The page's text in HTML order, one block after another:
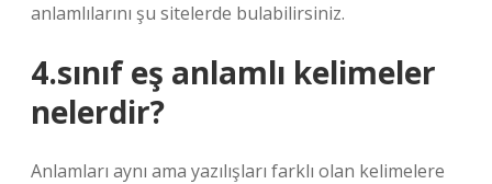
anlamlılarını şu sitelerde bulabilirsiniz.
4.sınıf eş anlamlı kelimeler
nelerdir?
Anlamları aynı ama yazılışları farklı olan kelimelere